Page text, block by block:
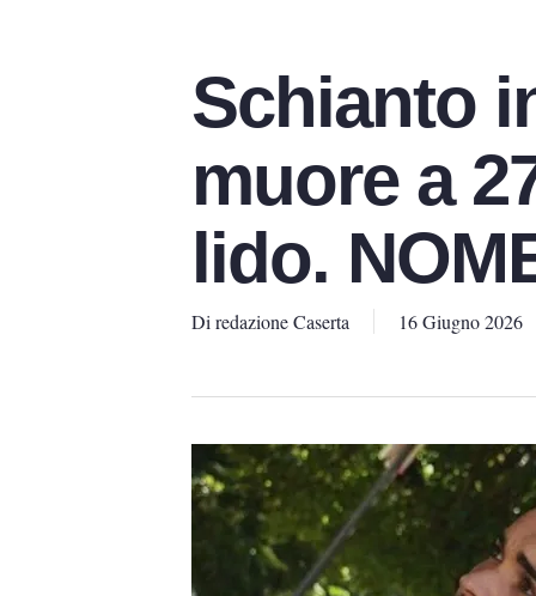
Schianto
muore a
lido.
Di redazione Caserta 16 Giugno 2026